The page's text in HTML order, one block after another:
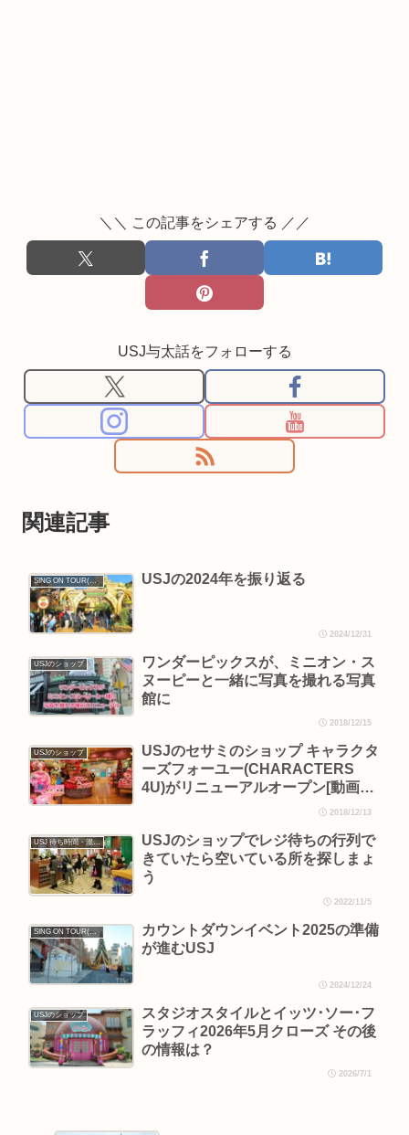
＼＼ この記事をシェアする ／／
USJ与太話をフォローする
関連記事
SING ON TOUR(シング・オン・ツアー) USJの2024年を振り返る
2024/12/31
USJのショップ
ワンダーピックスが、ミニオン・ス
ヌーピーと一緒に写真を撮れる写真
館に
2018/12/15
USJのショップ
USJのセサミのショップ キャラクタ
ーズフォーユー(CHARACTERS
4U)がリニューアルオープン[動画あ
2018/12/13
USJ 待ち時間・混雑情報
USJのショップでレジ待ちの行列で
きていたら空いている所を探しまょ
う
2022/11/5
SING ON TOUR(シング・オン・ツアー)
カウントダウンイベント2025の準備
が進むUSJ
2024/12/24
USJのショップ
スタジオスタイルとイッツ･ソー･フ
ラッフィ2026年5月クローズ その後
の情報は？
2026/7/1